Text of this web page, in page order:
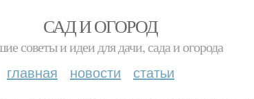
САД И ОГОРОД
советы и идеи для дачи, сада и огорода
главная новости статьи